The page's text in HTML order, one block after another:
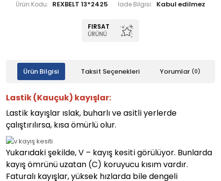
Ürün Kodu: REXBELT 13*2425 İade Bilgisi:
FIRSAT
ÜRÜNÜ
Ürün Bilgisi Taksit Seçenekleri Yorumlar (0)
Lastik (Kauçuk) kayışlar:
Lastik kayışlar ıslak, buharlı ve asitli yerlerde
çalıştırılırsa, kısa ömürlü olur.
Yukarıdaki şekilde, V – kayış kesiti görülüyor. Bunlarda
kayış ömrünü uzatan (C) koruyucu kısım vardır.
Faturalı kayışlar, yüksek hızlarda bile dengeli